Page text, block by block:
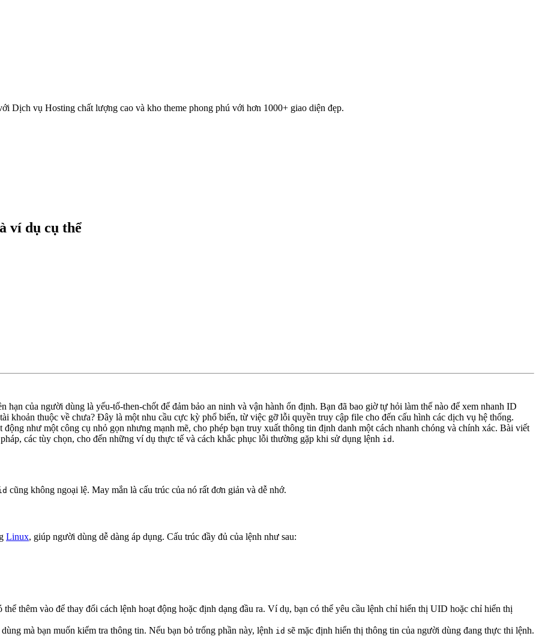
Dịch vụ Hosting chất lượng cao và kho theme phong phú với hơn 1000+ giao diện đẹp.
ví dụ cụ thể
hạn của người dùng là yếu-tố-then-chốt để đảm bảo an ninh và vận hành ổn định. Bạn đã bao giờ tự hỏi làm thế nào để xem nhanh ID
khoản thuộc về chưa? Đây là một nhu cầu cực kỳ phổ biến, từ việc gỡ lỗi quyền truy cập file cho đến cấu hình các dịch vụ hệ thống.
như một công cụ nhỏ gọn nhưng mạnh mẽ, cho phép bạn truy xuất thông tin định danh một cách nhanh chóng và chính xác. Bài viết
các tùy chọn, cho đến những ví dụ thực tế và cách khắc phục lỗi thường gặp khi sử dụng lệnh id .
cũng không ngoại lệ. May mắn là cấu trúc của nó rất đơn giản và dễ nhớ.
Linux, giúp người dùng dễ dàng áp dụng. Cấu trúc đầy đủ của lệnh như sau:
thêm vào để thay đổi cách lệnh hoạt động hoặc định dạng đầu ra. Ví dụ, bạn có thể yêu cầu lệnh chỉ hiển thị UID hoặc chỉ hiển thị
mà bạn muốn kiểm tra thông tin. Nếu bạn bỏ trống phần này, lệnh id sẽ mặc định hiển thị thông tin của người dùng đang thực thi lệnh.